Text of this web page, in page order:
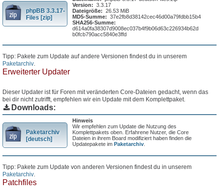
phpBB 3.3.17-
Files [zip]
Version: 3.3.17
Dateigröße: 26.53 MiB
MD5-Summe: 37e2fb8d38142cec46d00a79fdbb15b4
SHA256-Summe:
d614a0fa38307d9008ec037b4f9b06d63c226934b62d
b0fcb790acc5840e3ffd
Tipp: Pakete zum Update auf andere Versionen findest du in unserem
Paketarchiv.
Erweiterter Updater
Dieser Updater ist für Foren mit veränderten Core-Dateien gedacht, wenn das
bei dir nicht zutrifft, empfehlen wir ein Update mit dem Komplettpaket.
Downloads:
Paketarchiv
[deutsch]
Hinweis
Wir empfehlen zum Update die Nutzung des
Komplettpakets oben. Erfahrene Nutzer, die Core
Dateien in ihrem Board modifiziert haben finden die
Updatepakete imPaketarchiv
Tipp: Pakete zum Update von anderen Versionen findest du in unserem
Paketarchiv
Patchfiles